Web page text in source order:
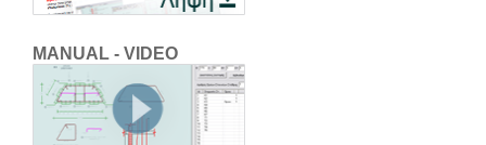
MANUAL - VIDEO